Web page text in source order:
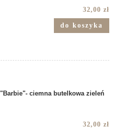
32,00 zł
do koszyka
ciemna butelkowa zieleń
32,00 zł